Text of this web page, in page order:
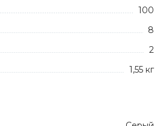
100
8
2
1,55 кг